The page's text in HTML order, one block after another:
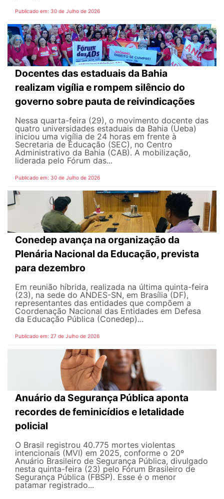
Publicado em: 30 de Julho de 2026
Docentes das estaduais da Bahia
realizam vigília e rompem silêncio do
governo sobre pauta de reivindicações
Nessa quarta-feira (29), o movimento docente das
quatro universidades estaduais da Bahia (Ueba)
iniciou uma vigília de 24 horas em frente à
Secretaria de Educação (SEC), no Centro
Administrativo da Bahia (CAB). A mobilização,
liderada pelo Fórum das...
Publicado em: 30 de Julho de 2026
Conedep avança na organização da
Plenária Nacional da Educação, prevista
para dezembro
Em reunião híbrida, realizada na última quinta-feira
(23), na sede do ANDES-SN, em Brasília (DF),
representantes das entidades que compõem a
Coordenação Nacional das Entidades em Defesa
da Educação Pública (Conedep)...
Publicado em: 27 de Julho de 2026
Anuário da Segurança Pública aponta
recordes de feminicídios e letalidade
policial
O Brasil registrou 40.775 mortes violentas
intencionais (MVI) em 2025, conforme o 20º
Anuário Brasileiro de Segurança Pública, divulgado
nesta quinta-feira (23) pelo Fórum Brasileiro de
Segurança Pública (FBSP). Esse é o menor
patamar registrado...